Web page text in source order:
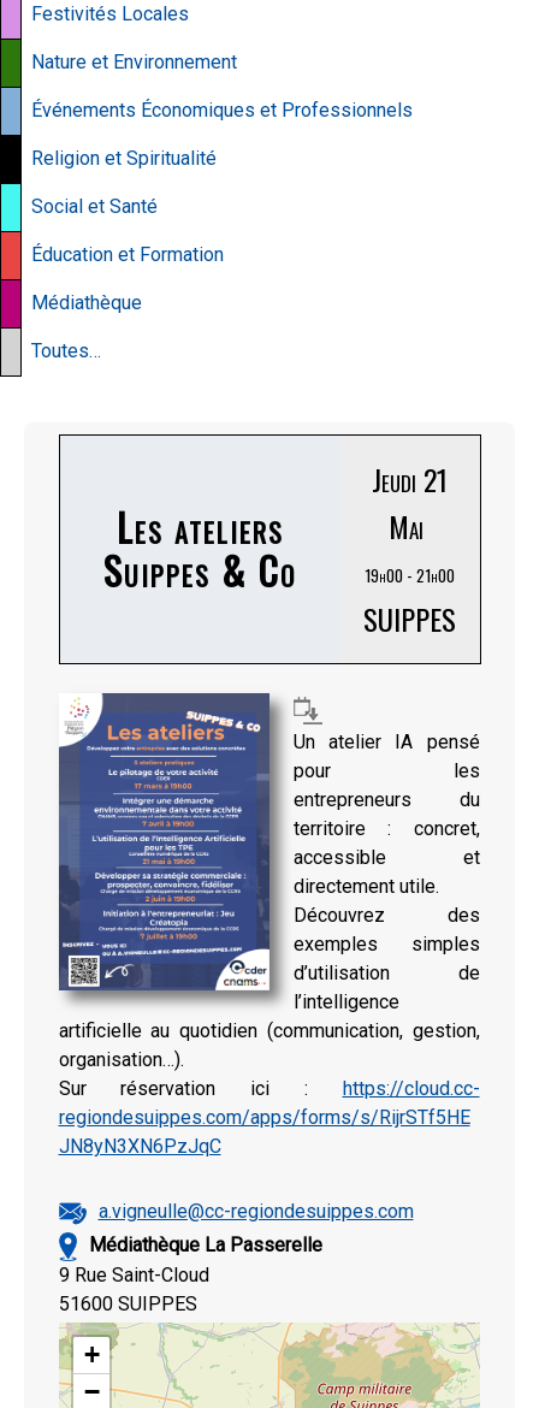
Festivités Locales
Nature et Environnement
Événements Économiques et Professionnels
Religion et Spiritualité
Social et Santé
Éducation et Formation
Médiathèque
Toutes…
Les ateliers
Suippes & Co
Jeudi 21
Mai
19h00 - 21h00
SUIPPES
Un atelier IA pensé
pour les
entrepreneurs du
territoire : concret,
accessible et
directement utile.
Découvrez des
exemples simples
d’utilisation de
l’intelligence
artificielle au quotidien (communication, gestion,
organisation…).
Sur réservation ici :
https://cloud.cc-
regiondesuippes.com/apps/forms/s/RijrSTf5HE
JN8yN3XN6PzJqC
a.vigneulle@cc-regiondesuippes.com
Médiathèque La Passerelle
9 Rue Saint-Cloud
51600 SUIPPES
+
−